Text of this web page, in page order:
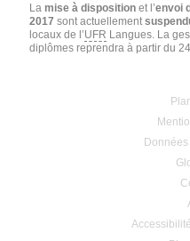
La mise à disposition et l’envoi
2017 sont actuellement
locaux de l’UFR Langues. La
diplômes reprendra à partir du